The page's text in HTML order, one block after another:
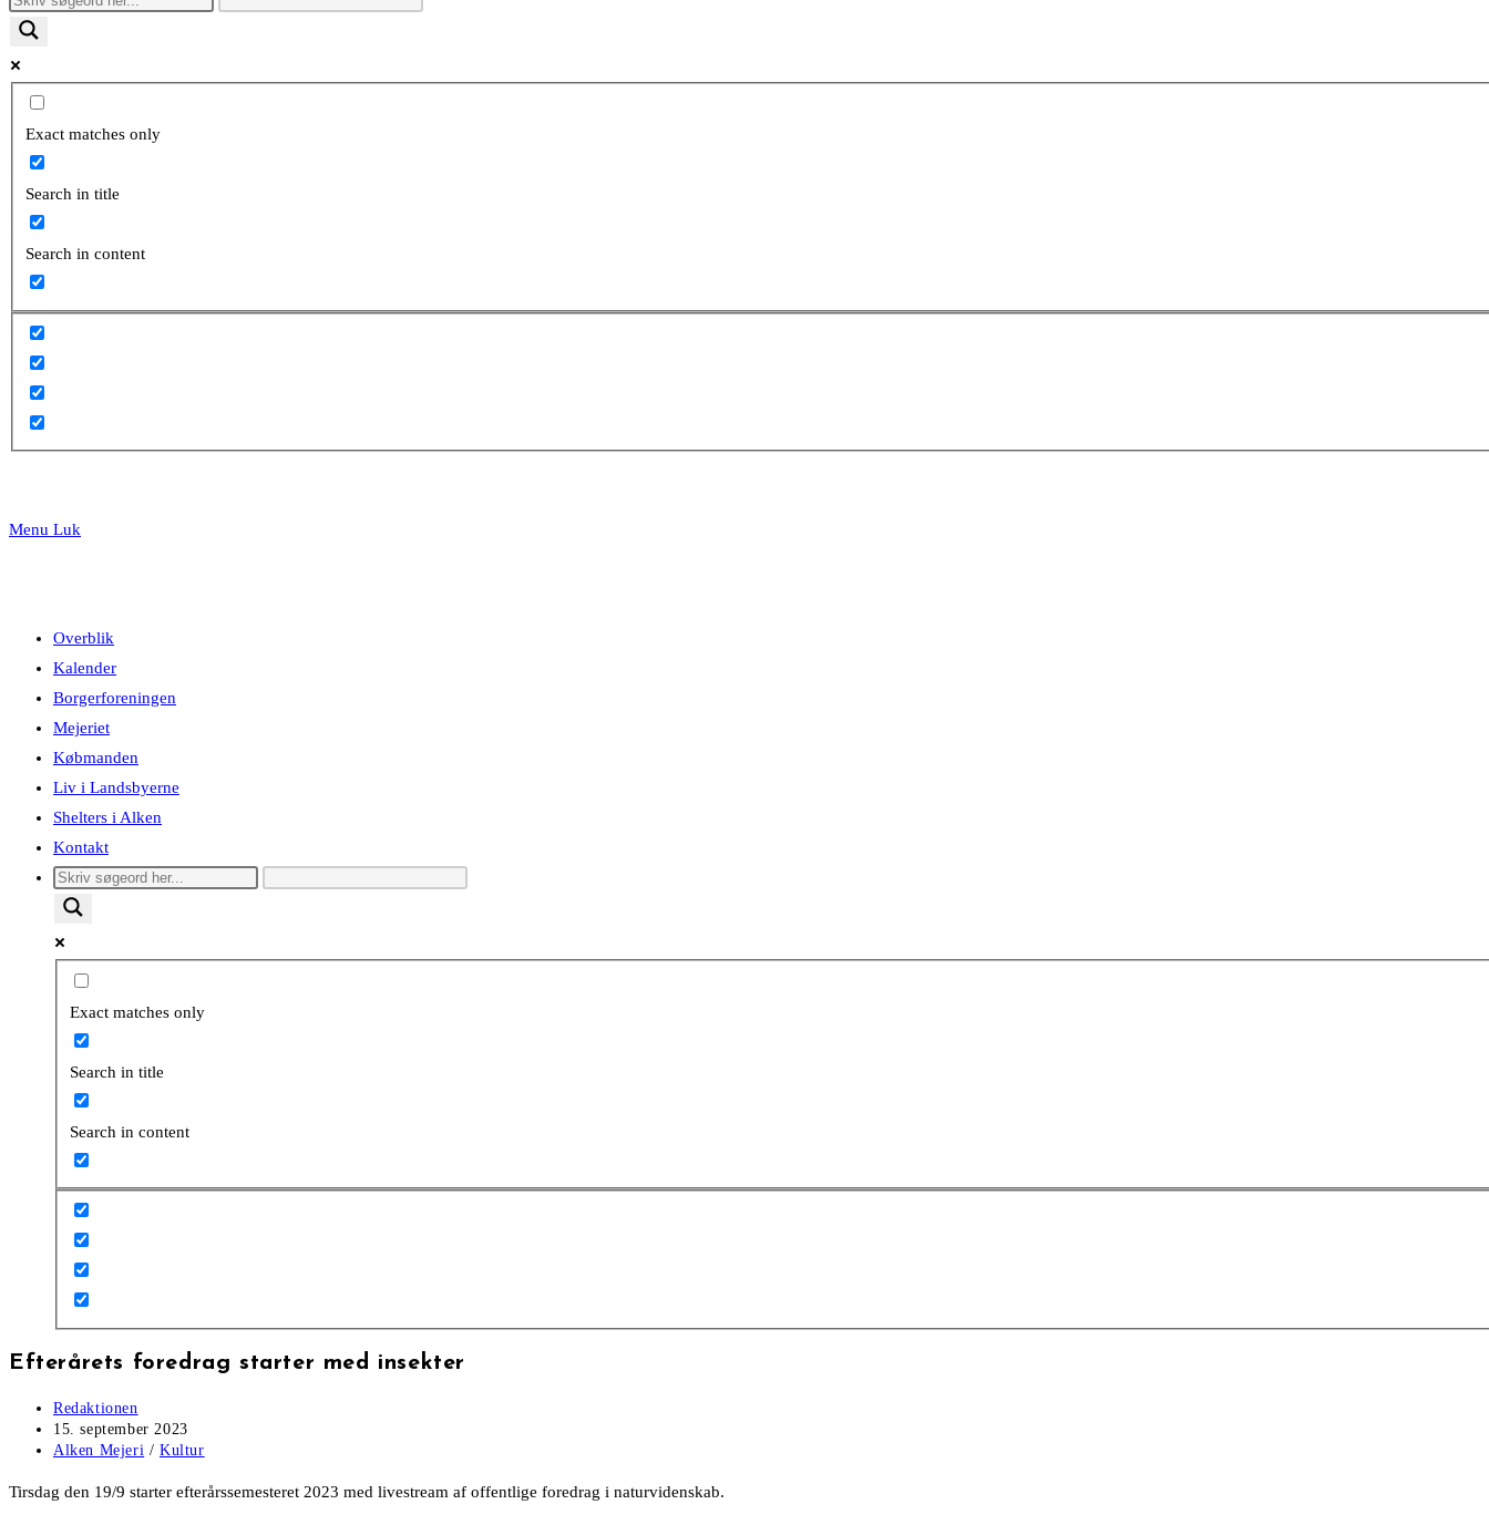
search
Exact matches only
Search in title
Search in content
Menu Luk
Overblik
Kalender
Borgerforeningen
Mejeriet
Købmanden
Liv i Landsbyerne
Shelters i Alken
Kontakt
Exact matches only
Search in title
Search in content
Efterårets foredrag starter med insekter
Post
author:
Redaktionen
Post
published:
15. september 2023
Post
Alken Mejeri / Kultur
Tirsdag den 19/9 starter efterårssemesteret 2023 med livestream af offentlige foredrag i naturvidenskab.